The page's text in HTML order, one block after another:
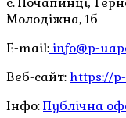
Молодіжна, 1б
E-mail: info@p-
Веб-сайт: https://
Інфо:Публічна